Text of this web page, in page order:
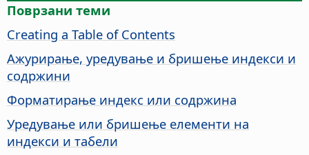
Поврзани теми
Creating a Table of Contents
Ажурирање, уредување и бришење индекси и
содржини
Форматирање индекс или содржина
Уредување или бришење елементи на
индекси и табели